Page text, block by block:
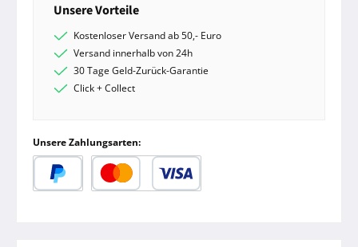
Unsere Vorteile
Kostenloser Versand ab 50,- Euro
Versand innerhalb von 24h
30 Tage Geld-Zurück-Garantie
Click + Collect
Unsere Zahlungsarten: